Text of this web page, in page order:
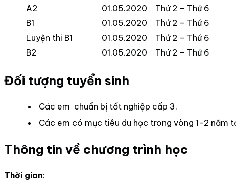
A2
01.05.2020
Thứ 2 – Thứ 6
B1
01.05.2020
Thứ 2 – Thứ 6
Luyện thi B1
01.05.2020
Thứ 2 – Thứ 6
B2
01.05.2020 Thứ 2 – Thứ 6
Đối tượng tuyển sinh
Các em chuẩn bị tốt nghiệp cấp 3.
Các em có mục tiêu du học trong vòng 1-2 năm
Thông tin về chương trình học
Thời gian: